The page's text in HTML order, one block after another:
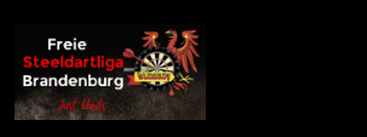
info (at) fsdl-brandenburg.de
3. Liga B -
Zurück zur Übersicht